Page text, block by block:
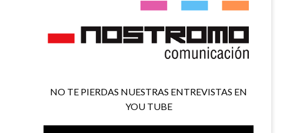
NO TE PIERDAS NUESTRAS ENTREVISTAS EN
YOU TUBE